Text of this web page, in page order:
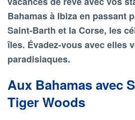
Bahamas à Ibiza en passant
Saint-Barth et la Corse, les
îles. Évadez-vous avec elles
paradisiaques.
Aux Bahamas avec
Tiger Woods